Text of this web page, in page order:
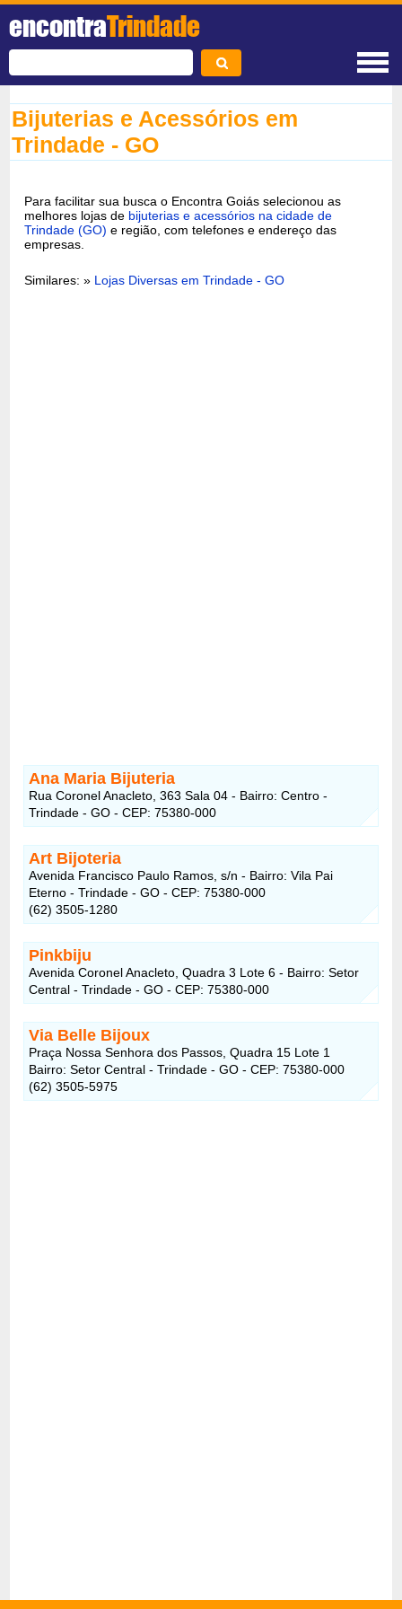
encontraTrindade
Bijuterias e Acessórios em
Trindade - GO
Para facilitar sua busca o Encontra Goiás selecionou as
melhores lojas de bijuterias e acessórios na cidade de
Trindade (GO) e região, com telefones e endereço das
empresas.
Similares: » Lojas Diversas em Trindade - GO
Ana Maria Bijuteria
Rua Coronel Anacleto, 363 Sala 04 - Bairro: Centro -
Trindade - GO - CEP: 75380-000
Art Bijoteria
Avenida Francisco Paulo Ramos, s/n - Bairro: Vila Pai
Eterno - Trindade - GO - CEP: 75380-000
(62) 3505-1280
Pinkbiju
Avenida Coronel Anacleto, Quadra 3 Lote 6 - Bairro: Setor
Central - Trindade - GO - CEP: 75380-000
Via Belle Bijoux
Praça Nossa Senhora dos Passos, Quadra 15 Lote 1
Bairro: Setor Central - Trindade - GO - CEP: 75380-000
(62) 3505-5975